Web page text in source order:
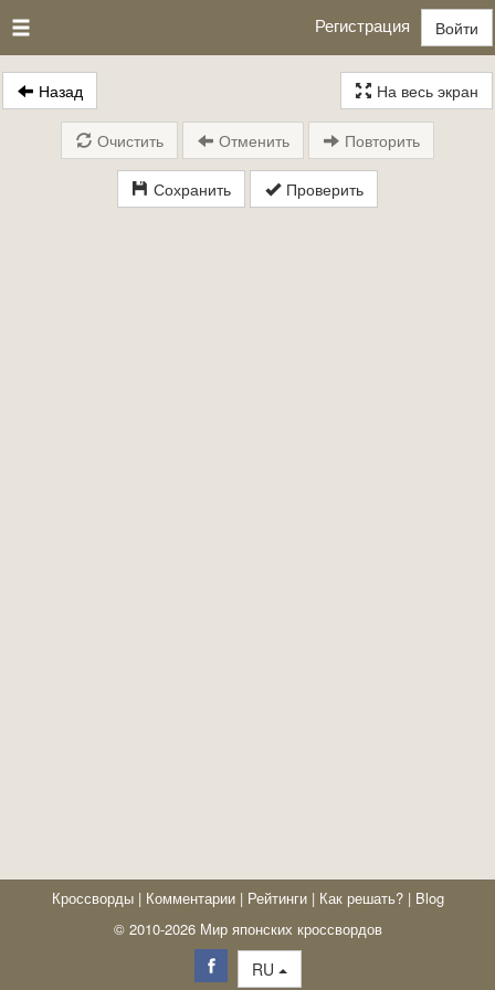
Регистрация Войти
Назад На весь экран
Сохранить Проверить
Очистить Отменить Повторить
Кроссворды | Комментарии | Рейтинги | Как решать? | Blog
© 2010-2026 Мир японских кроссвордов
RU